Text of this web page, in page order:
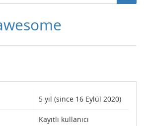
5 yıl (since 16 Eylül 2020)
Kayıtlı kullanıcı